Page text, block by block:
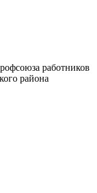
работников
района